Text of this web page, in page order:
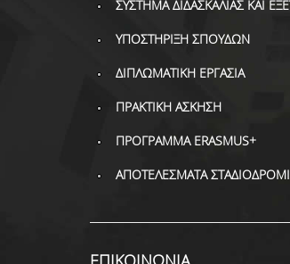
ΣΥΣΤΗΜΑ ΔΙΔΑΣΚΑΛΙΑΣ ΚΑΙ
ΥΠΟΣΤΗΡΙΞΗ ΣΠΟΥΔΩΝ
ΔΙΠΛΩΜΑΤΙΚΗ ΕΡΓΑΣΙΑ
ΠΡΑΚΤΙΚΗ ΑΣΚΗΣΗ
ΠΡΟΓΡΑΜΜΑ ERASMUS+
ΑΠΟΤΕΛΕΣΜΑΤΑ